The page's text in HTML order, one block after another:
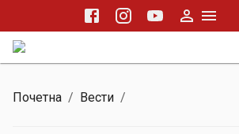
Почетна / Вести /